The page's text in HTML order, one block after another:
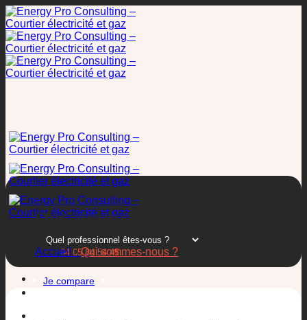
Passer
au
contenu
04 65 84 54 45
Je compare
Qui sommes-nous ?
Accueil•Qui sommes-nous ?